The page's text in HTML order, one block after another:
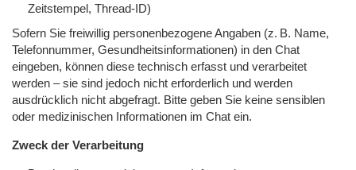
Zeitstempel, Thread-ID)
Sofern Sie freiwillig personenbezogene Angaben (z. B. Name,
Telefonnummer, Gesundheitsinformationen) in den Chat
eingeben, können diese technisch erfasst und verarbeitet
werden – sie sind jedoch nicht erforderlich und werden
ausdrücklich nicht abgefragt. Bitte geben Sie keine sensiblen
oder medizinischen Informationen im Chat ein.
Zweck der Verarbeitung